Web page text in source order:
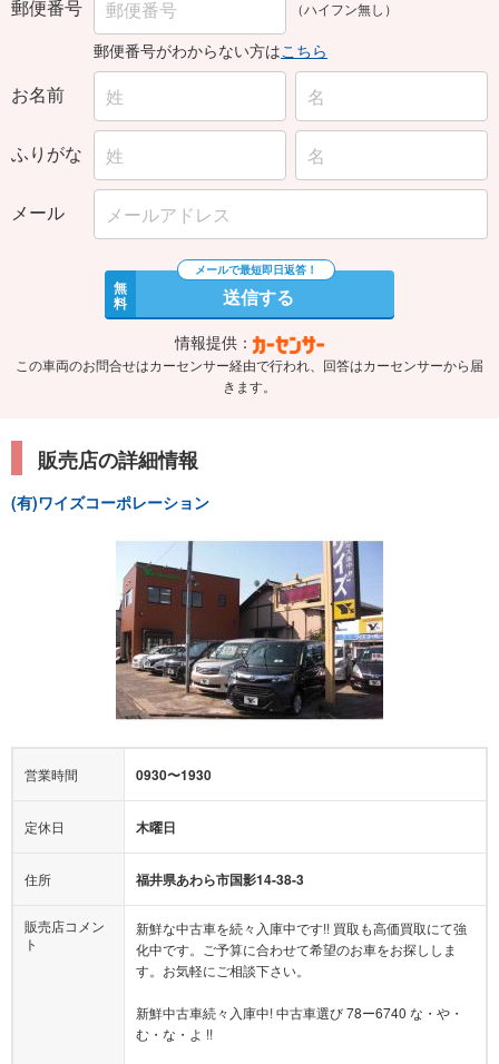
郵便番号 （ハイフン無し）
郵便番号がわからない方はこちら
お名前
ふりがな
メール
無
料 送信する
情報提供：
この車両のお問合せはカーセンサー経由で行われ、回答はカーセンサーから届
きます。
販売店の詳細情報
(有)ワイズコーポレーション
営業時間 0930〜1930
定休日 木曜日
住所 福井県あわら市国影14-38-3
販売店コメン
ト
新鮮な中古車を続々入庫中です!! 買取も高価買取にて強
化中です。ご予算に合わせて希望のお車をお探ししま
す。お気軽にご相談下さい。
新鮮中古車続々入庫中! 中古車選び 78ー6740 な・や・
む・な・よ !!